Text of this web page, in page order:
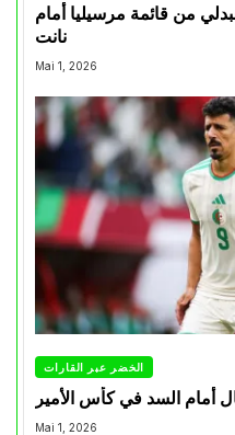
من قائمة مرسيليا أمام
نانت
Mai 1, 2026
الخضر عبر القارات
أمام السد في كأس الأمير
Mai 1, 2026